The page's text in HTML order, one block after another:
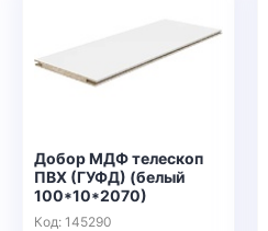
Добор МДФ телескоп
ПВХ (ГУФД) (белый
100*10*2070)
Код: 145290